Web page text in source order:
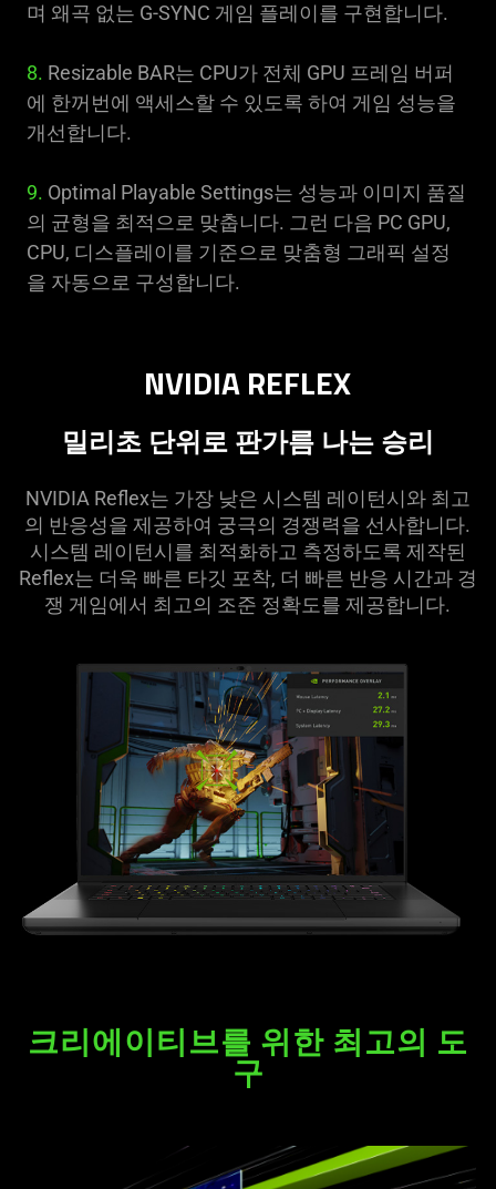
며 왜곡 없는 G-SYNC 게임 플레이를 구현합니다.
8. Resizable BAR는 CPU가 전체 GPU 프레임 버퍼
에 한꺼번에 액세스할 수 있도록 하여 게임 성능을
개선합니다.
9. Optimal Playable Settings는 성능과 이미지 품질
의 균형을 최적으로 맞춥니다. 그런 다음 PC GPU,
CPU, 디스플레이를 기준으로 맞춤형 그래픽 설정
을 자동으로 구성합니다.
NVIDIA REFLEX
밀리초 단위로 판가름 나는 승리
NVIDIA Reflex는 가장 낮은 시스템 레이턴시와 최고
의 반응성을 제공하여 궁극의 경쟁력을 선사합니다.
시스템 레이턴시를 최적화하고 측정하도록 제작된
Reflex는 더욱 빠른 타깃 포착, 더 빠른 반응 시간과 경
쟁 게임에서 최고의 조준 정확도를 제공합니다.
크리에이티브를 위한 최고의 도
구